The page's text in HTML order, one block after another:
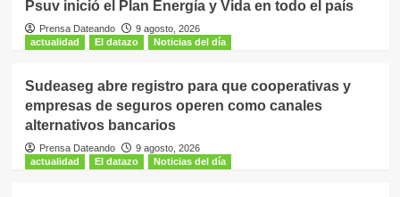
Psuv inició el Plan Energía y Vida en todo el país
Prensa Dateando
9 agosto, 2026
actualidad
El datazo Noticias del día
Sudeaseg abre registro para que cooperativas y
empresas de seguros operen como canales
alternativos bancarios
Prensa Dateando
9 agosto, 2026
actualidad
El datazo Noticias del día